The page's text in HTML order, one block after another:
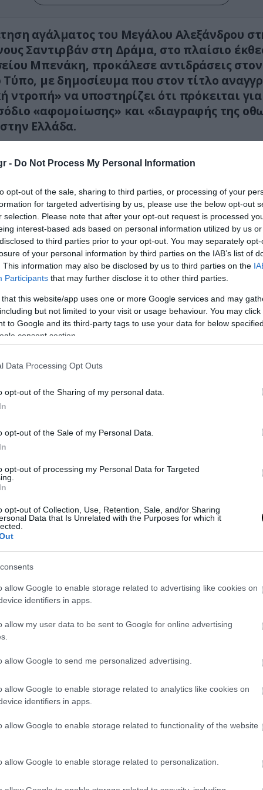
- Do Not Process My Personal Information
opt-out of the sale, sharing to third parties, or processing of your
for targeted advertising by us, please use the below opt-out
selection. Please note that after your opt-out request is processed
interest-based ads based on personal information utilized by us
to third parties prior to your opt-out. You may separately
of your personal information by third parties on the IAB’s list of
This information may also be disclosed by us to third parties on the
Participants that may further disclose it to other third parties.
that this website/app uses one or more Google services and may
but not limited to your visit or usage behaviour. You may
to Google and its third-party tags to use your data for below
consent section.
Data Processing Opt Outs
opt-out of the Sharing of my personal data.
opt-out of the Sale of my Personal Data.
opt-out of processing my Personal Data for Targeted
opt-out of Collection, Use, Retention, Sale, and/or Sharing
Data that Is Unrelated with the Purposes for which it
allow Google to enable storage related to advertising like cookies on
identifiers in apps.
allow my user data to be sent to Google for online advertising
allow Google to send me personalized advertising.
allow Google to enable storage related to analytics like cookies on
identifiers in apps.
allow Google to enable storage related to functionality of the website
allow Google to enable storage related to personalization.
αγάλματος του Μεγάλου Αλεξάνδρου
Σαντιρβάν στη Δράμα, στο πλαίσιο
Μπενάκη, προκάλεσε αντιδράσεις στον
Τύπο, με δημοσίευμα που στον τίτλο
ντροπή» να υποστηρίζει ότι πρόκειται
«αφομοίωσης» και «διαγραφής της
Ελλάδα.
Ταχσίν Χαν, αναφέρεται στο τέμενος
και υποστηρίζει ότι η τοποθέτηση ενός
του Μεγάλου Αλεξάνδρου στον αύλειο χώρο
που απομακρύνει το μνημείο από την
του ταυτότητα.
το δημοσίευμα, η εγκατάσταση του
με αφορμή έκθεση του Μουσείου
ως πολιτιστική δράση. Ωστόσο, ο
ότι η συγκεκριμένη κίνηση εντάσσεται σε μια
πολιτική που, κατά την άποψή του, αποσκοπεί
της οθωμανικής και τουρκικής πολιτιστικής
Drama kent merkezinde bulunan ve
kültür merkezi olarak hizmet veren tarihi Osmanlı
Müzesi’nin düzenleyeceği özel bir sergi
Yannis…
pic.twitter.com/cD9eO9tKWO
(@TimeBalkan_)
ρόλο και την ταυτότητά του
ανατρέχει στην ιστορία του τεμένους, το οποίο
στο δεύτερο μισό του 15ου αιώνα και
τον Μεχμέτ Αλή Αγά, πατέρα του Μαχμούτ
αναφέρεται, το τέμενος αποτέλεσε επί
μουσουλμανικής κοινότητας της πόλης έως την
πληθυσμών μεταξύ Ελλάδας και Τουρκίας το
σταδιακά τον αρχικό του ρόλο και την
της κρίσης γύρω από το Κυπριακό,
σοβαρές φθορές από ακραίες ομάδες και
εγκαταλείφθηκε.
ως τυπογραφείο εφημερίδας.
η εγκατάσταση βαρέων μηχανημάτων